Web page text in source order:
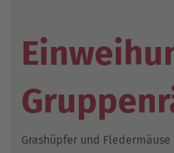
Grashüpfer und